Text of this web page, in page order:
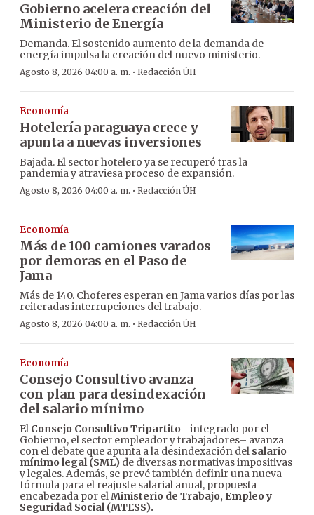
Gobierno acelera creación del
Ministerio de Energía
Demanda. El sostenido aumento de la demanda de
energía impulsa la creación del nuevo ministerio.
Agosto 8, 2026 04:00 a. m. · Redacción ÚH
Economía
Hotelería paraguaya crece y
apunta a nuevas inversiones
Bajada. El sector hotelero ya se recuperó tras la
pandemia y atraviesa proceso de expansión.
Agosto 8, 2026 04:00 a. m. · Redacción ÚH
Economía
Más de 100 camiones varados
por demoras en el Paso de
Jama
Más de 140. Choferes esperan en Jama varios días por las
reiteradas interrupciones del trabajo.
Agosto 8, 2026 04:00 a. m. · Redacción ÚH
Economía
Consejo Consultivo avanza
con plan para desindexación
del salario mínimo
El Consejo Consultivo Tripartito –integrado por el
Gobierno, el sector empleador y trabajadores– avanza
con el debate que apunta a la desindexación del salario
mínimo legal (SML) de diversas normativas impositivas
y legales. Además, se prevé también definir una nueva
fórmula para el reajuste salarial anual, propuesta
encabezada por elMinisterio de Trabajo, Empleo y
Seguridad Social (MTESS).